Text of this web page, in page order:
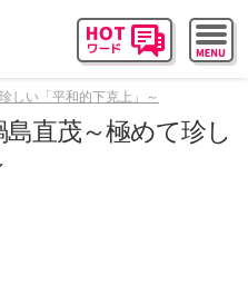
しい「平和的下克上」～
島直茂～極めて珍し